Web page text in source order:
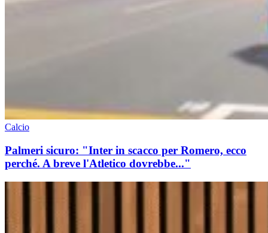
Calcio
Palmeri sicuro: "Inter in scacco per Romero, ecco
perché. A breve l'Atletico dovrebbe..."